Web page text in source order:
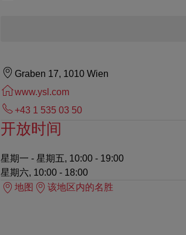
Graben 17, 1010 Wien
www.ysl.com
+43 1 535 03 50
开放时间
星期一 - 星期五, 10:00 - 19:00
星期六, 10:00 - 18:00
地图
该地区内的名胜